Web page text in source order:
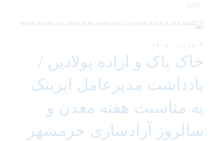
اخبار
۳ خرداد, ۱۴۰۵
خاک پاک و اراده پولادین /
یادداشت مدیرعامل ایریتک
به مناسبت هفته معدن و
سالروز آزادسازی خرمشهر